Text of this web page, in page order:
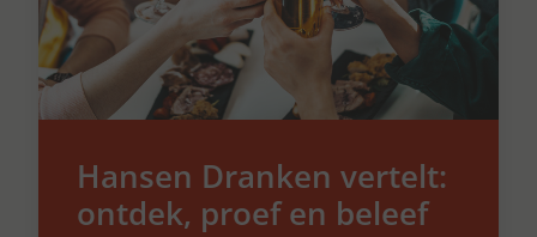
Hansen Dranken vertelt:
ontdek, proef en beleef